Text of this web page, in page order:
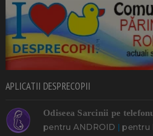
APLICATII DESPRECOPII
Odiseea Sarcinii pe
pentru ANDROID | pentru